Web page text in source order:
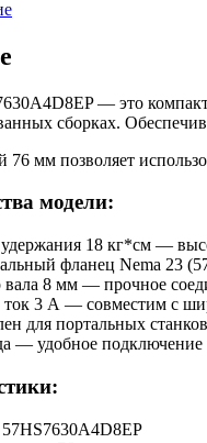
— это
сборках.
76 мм позволяет
модели:
18 кг*см —
фланец Nema 23
вала 8 мм — прочное
ток 3 А — совместим с
для портальных
— удобное подключение